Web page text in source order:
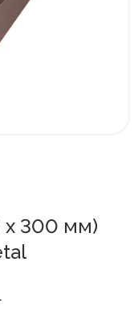
х 300 мм)